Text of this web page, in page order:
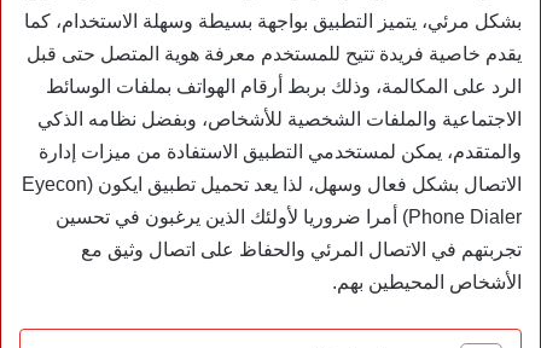
بشكل مرئي، يتميز التطبيق بواجهة بسيطة وسهلة الاستخدام، كما
يقدم خاصية فريدة تتيح للمستخدم معرفة هوية المتصل حتى قبل
الرد على المكالمة، وذلك بربط أرقام الهواتف بملفات الوسائط
الاجتماعية والملفات الشخصية للأشخاص، وبفضل نظامه الذكي
والمتقدم، يمكن لمستخدمي التطبيق الاستفادة من ميزات إدارة
الاتصال بشكل فعال وسهل، لذا يعد تحميل تطبيق ايكون (Eyecon
Phone Dialer) أمرا ضروريا لأولئك الذين يرغبون في تحسين
تجربتهم في الاتصال المرئي والحفاظ على اتصال وثيق مع
الأشخاص المحيطين بهم.